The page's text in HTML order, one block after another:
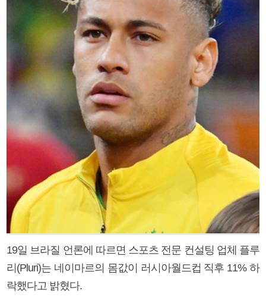
19일 브라질 언론에 따르면 스포츠 전문 컨설팅 업체 플루
리(Pluri)는 네이마르의 몸값이 러시아월드컵 직후 11% 하
락했다고 밝혔다.